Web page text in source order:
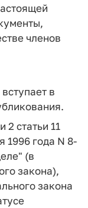
членов
в
2 статьи 11
1996 года N 8-
(в
закона),
закона